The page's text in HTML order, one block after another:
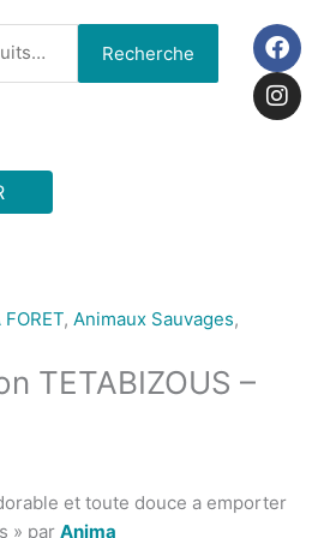
Recherche
F
a
c
e
I
n
s
t
,Animaux Sauvages,
TETABIZOUS –
et toute douce a emporter
» parAnima